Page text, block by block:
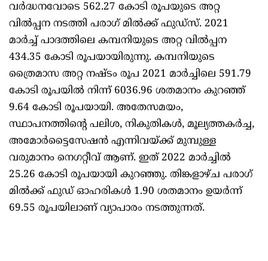
വർദ്ധനവോടെ 562.27 കോടി രൂപയുടെ അറ്റ
വിൽപ്പന നടത്തി പരാഗ് മിൽക്ക് ഫുഡ്സ്. 2021
മാർച്ച് പാദത്തിലെ കമ്പനിയുടെ അറ്റ വിൽപ്പന
434.35 കോടി രൂപയായിരുന്നു. കമ്പനിയുടെ
ത്രൈമാസ അറ്റ നഷ്ടം രൂപ 2021 മാർച്ചിലെ 591.79
കോടി രൂപയിൽ നിന്ന് 6036.96 ശതമാനം കുറഞ്ഞ്
9.64 കോടി രൂപയായി. അതേസമയം,
സ്ഥാപനത്തിന്റെ പലിശ, നികുതികൾ, മൂല്യത്തകർച്ച,
അമോർട്ടൈസേഷൻ എന്നിവയ്ക്ക് മുമ്പുള്ള
വരുമാനം നെഗറ്റീവ് ആണ്. ഇത് 2022 മാർച്ചിൽ
25.26 കോടി രൂപയായി കുറഞ്ഞു. തിങ്കളാഴ്ച പരാഗ്
മിൽക്ക് ഫുഡ് ഓഹരികൾ 1.90 ശതമാനം ഉയർന്ന്
69.55 രൂപയിലാണ് വ്യാപാരം നടത്തുന്നത്.